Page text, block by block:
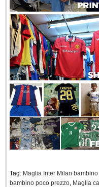
Tag: Maglia Inter Milan
bambino poco prezzo, Maglia